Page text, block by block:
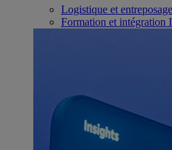
Logistique et entreposage
Formation et intégration